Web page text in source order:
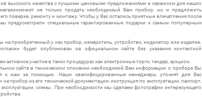
высокого качества с лучшими ценовыми предложениями и сервисом для наших
не только продать необходимый Вам прибор, но и предложить
поверке, ремонту и монтажу. Чтобы у Вас остались приятные впечатления после
предусмотрели специальные гарантированные подарки к самым популярным
приобретенный у нас прибор, измеритель, устройство, индикатор или изделие.
будет опубликован на официальном сайте без указания контактной
активное участие в таких процедурах как электронные торги, тендер, аукцион.
сайте в техническом описании необходимой Вам информации о приборе Вы
к нам за помощью. Наши квалифицированные менеджеры уточнят для Вас
на прибор из его технической документации: инструкция по эксплуатации, паспорт,
схемы. При необходимости мы сделаем фотографии интересующего